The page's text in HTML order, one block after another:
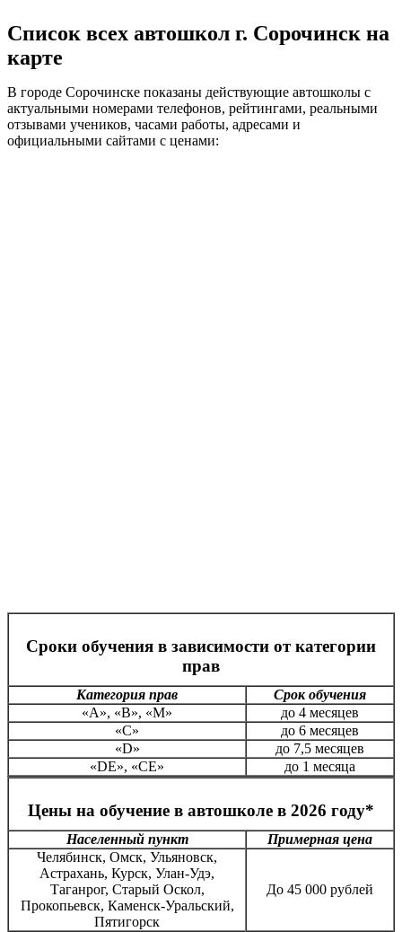
Список всех автошкол г. Сорочинск на
карте
В городе Сорочинске показаны действующие автошколы с
актуальными номерами телефонов, рейтингами, реальными
отзывами учеников, часами работы, адресами и
официальными сайтами с ценами:
Сроки обучения в зависимости от категории
прав
Категория прав
Срок обучения
«А», «В», «М»
до 4 месяцев
«С»
до 6 месяцев
«D»
до 7,5 месяцев
«DE», «CE»
до 1 месяца
Цены на обучение в автошколе в 2026 году*
Населенный пункт
Примерная цена
Челябинск, Омск, Ульяновск,
Астрахань, Курск, Улан-Удэ,
Таганрог, Старый Оскол,
Прокопьевск, Каменск-Уральский,
Пятигорск
До 45 000 рублей